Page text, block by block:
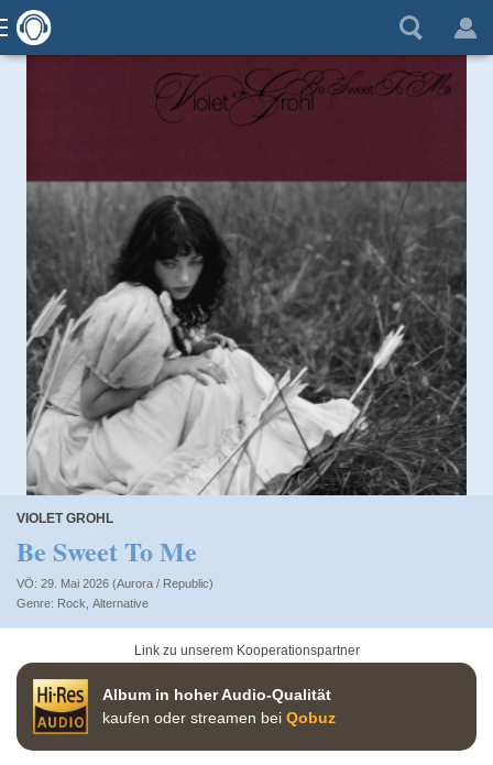
VIOLET GROHL
Be Sweet To Me
VÖ: 29. Mai 2026 (Aurora / Republic)
Rock Alternative
Link zu unserem Kooperationspartner
Album in hoher Audio-Qualität
kaufen oder streamen bei Qobuz